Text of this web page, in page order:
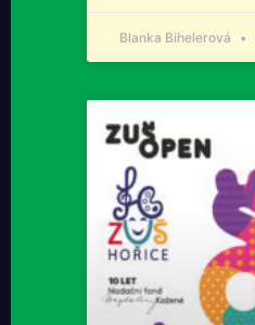
Blanka Bihelerová